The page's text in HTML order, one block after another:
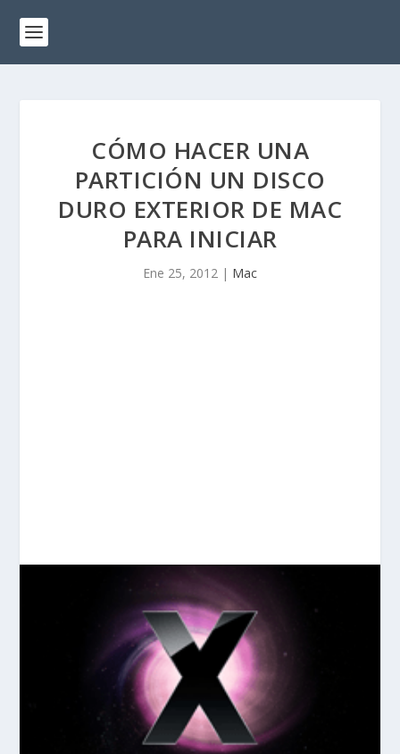
CÓMO HACER UNA
PARTICIÓN UN DISCO
DURO EXTERIOR DE MAC
PARA INICIAR
Ene 25, 2012 | Mac